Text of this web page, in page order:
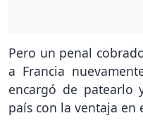
Pero un penal
a Francia
encargó de patearlo
país con la ventaja en